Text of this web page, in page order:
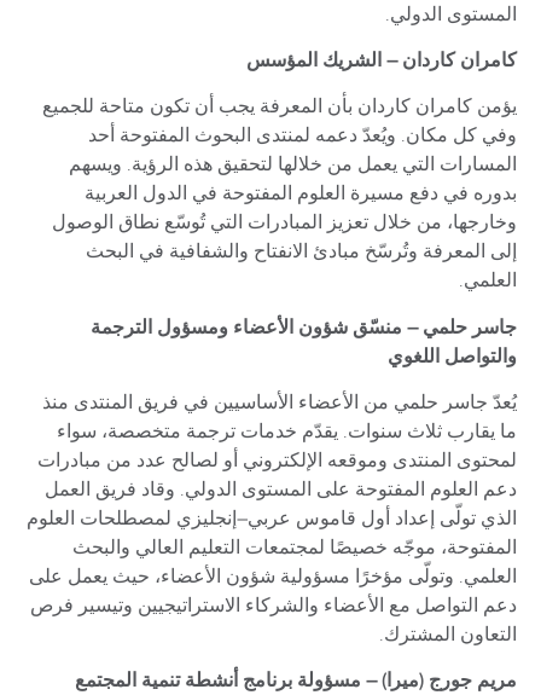
المستوى الدولي.
كامران كاردان – الشريك المؤسس
يؤمن كامران كاردان بأن المعرفة يجب أن تكون متاحة للجميع
وفي كل مكان. ويُعدّ دعمه لمنتدى البحوث المفتوحة أحد
المسارات التي يعمل من خلالها لتحقيق هذه الرؤية. ويسهم
بدوره في دفع مسيرة العلوم المفتوحة في الدول العربية
وخارجها، من خلال تعزيز المبادرات التي تُوسّع نطاق الوصول
إلى المعرفة وتُرسّخ مبادئ الانفتاح والشفافية في البحث
العلمي.
جاسر حلمي – منسّق شؤون الأعضاء ومسؤول الترجمة
والتواصل اللغوي
يُعدّ جاسر حلمي من الأعضاء الأساسيين في فريق المنتدى منذ
ما يقارب ثلاث سنوات. يقدّم خدمات ترجمة متخصصة، سواء
لمحتوى المنتدى وموقعه الإلكتروني أو لصالح عدد من مبادرات
دعم العلوم المفتوحة على المستوى الدولي. وقاد فريق العمل
الذي تولّى إعداد أول قاموس عربي–إنجليزي لمصطلحات العلوم
المفتوحة، موجّه خصيصًا لمجتمعات التعليم العالي والبحث
العلمي. وتولّى مؤخرًا مسؤولية شؤون الأعضاء، حيث يعمل على
دعم التواصل مع الأعضاء والشركاء الاستراتيجيين وتيسير فرص
التعاون المشترك.
مريم جورج (ميرا) – مسؤولة برنامج أنشطة تنمية المجتمع